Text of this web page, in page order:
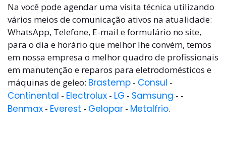
Na você pode agendar uma visita técnica utilizando
vários meios de comunicação ativos na atualidade:
WhatsApp, Telefone, E-mail e formulário no site,
para o dia e horário que melhor lhe convém, temos
em nossa empresa o melhor quadro de profissionais
em manutenção e reparos para eletrodomésticos e
máquinas de geleo: Brastemp - Consul -
Continental - Electrolux - LG - Samsung - -
Benmax - Everest - Gelopar - Metalfrio.